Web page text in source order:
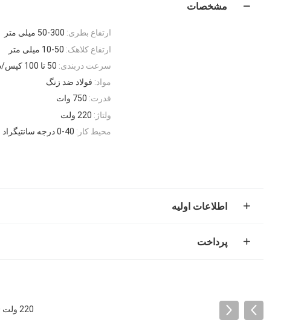
مشخصات
ارتفاع بطری: 50-300 میلی متر
ارتفاع کلاهک: 10-50 میلی متر
سرعت دربندی: 50 تا 100 کپس/دقیقه
مواد: فولاد ضد زنگ
قدرت: 750 وات
ولتاژ: 220 ولت
محیط کار: 0-40 درجه سانتیگراد
اطلاعات اولیه
پرداخت
220 ولت 50 هرتز ماشین سروا اتوماتیک 0.3-0.8 Mpa تامین هوا فولاد ضد زنگ